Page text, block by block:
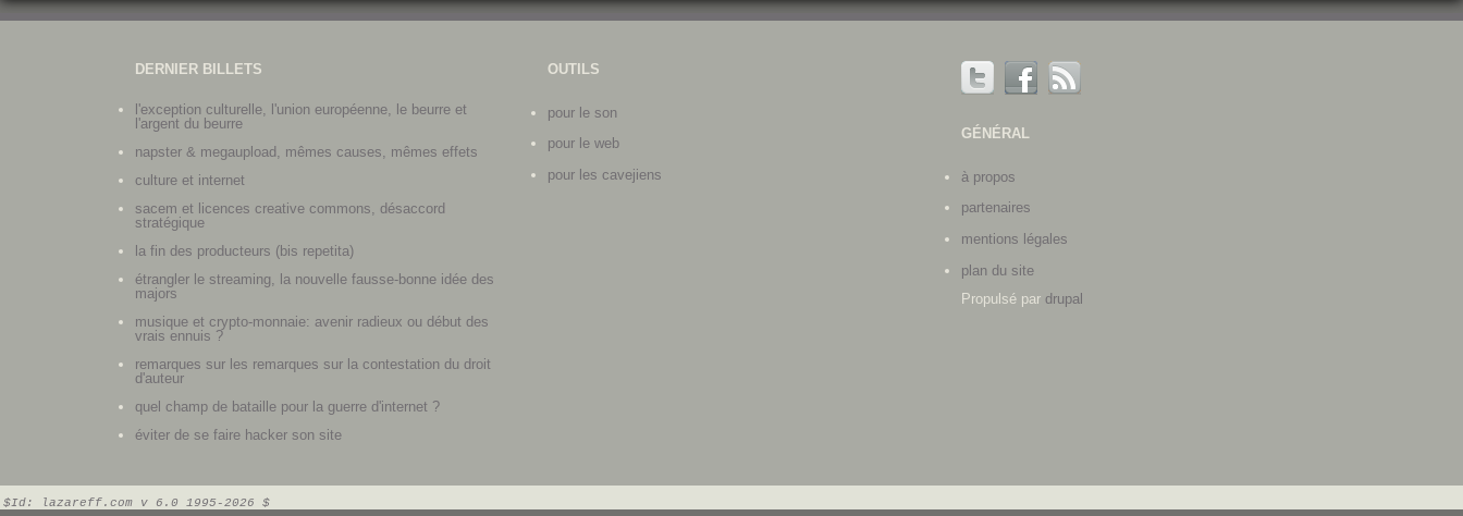
DERNIER BILLETS
l'exception culturelle, l'union européenne, le beurre et
l'argent du beurre
napster & megaupload, mêmes causes, mêmes effets
culture et internet
sacem et licences creative commons, désaccord
stratégique
la fin des producteurs (bis repetita)
étrangler le streaming, la nouvelle fausse-bonne idée des
majors
musique et crypto-monnaie: avenir radieux ou début des
vrais ennuis ?
remarques sur les remarques sur la contestation du droit
d'auteur
quel champ de bataille pour la guerre d'internet ?
éviter de se faire hacker son site
OUTILS
pour le son
pour le web
pour les cavejiens
GÉNÉRAL
à propos
partenaires
mentions légales
plan du site
Propulsé par drupal
$Id: lazareff.com v 6.0 1995-2026 $